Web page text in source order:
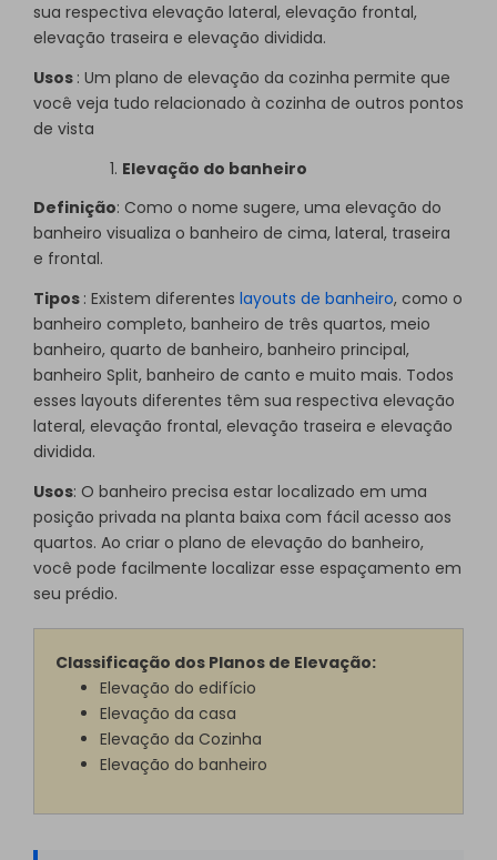
sua respectiva elevação lateral, elevação frontal,
elevação traseira e elevação dividida.
Usos : Um plano de elevação da cozinha permite que
você veja tudo relacionado à cozinha de outros pontos
de vista
Elevação do banheiro
Definição: Como o nome sugere, uma elevação do
banheiro visualiza o banheiro de cima, lateral, traseira
e frontal.
Tipos : Existem diferentes layouts de banheiro, como o
banheiro completo, banheiro de três quartos, meio
banheiro, quarto de banheiro, banheiro principal,
banheiro Split, banheiro de canto e muito mais. Todos
esses layouts diferentes têm sua respectiva elevação
lateral, elevação frontal, elevação traseira e elevação
dividida.
Usos: O banheiro precisa estar localizado em uma
posição privada na planta baixa com fácil acesso aos
quartos. Ao criar o plano de elevação do banheiro,
você pode facilmente localizar esse espaçamento em
seu prédio.
Classificação dos Planos de Elevação:
Elevação do edifício
Elevação da casa
Elevação da Cozinha
Elevação do banheiro